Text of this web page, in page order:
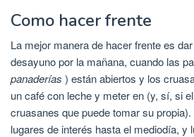
Como hacer frente
La mejor manera de hacer frente es
desayuno por la mañana, cuando las
panaderías ) están abiertos y los
un café con leche y meter en (y, sí, si
cruasanes que puede tomar su
lugares de interés hasta el mediodía, y